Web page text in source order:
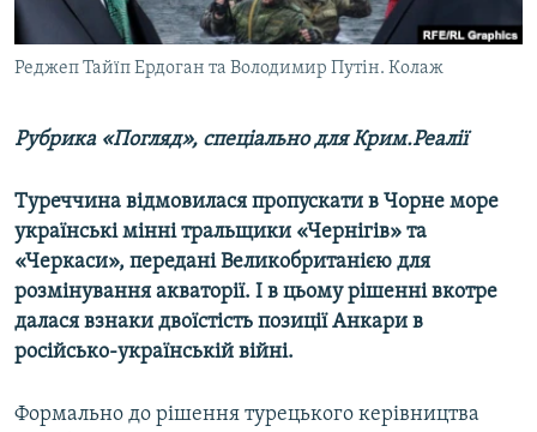
ІНФОГРАФІКА
ДОЛУЧАЙСЯ!
Усі сайти RFE/RL
Реджеп Тайїп Ердоган та Володимир Путін. Колаж
Рубрика «Погляд», спеціально для Крим.Реалії
Туреччина відмовилася пропускати в Чорне море
українські мінні тральщики «Чернігів» та
«Черкаси», передані Великобританією для
розмінування акваторії. І в цьому рішенні вкотре
далася взнаки двоїстість позиції Анкари в
російсько-українській війні.
Формально до рішення турецького керівництва